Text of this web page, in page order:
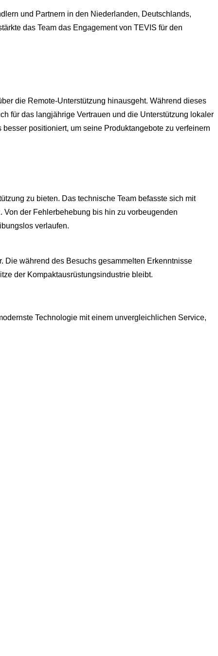
und Partnern in den Niederlanden, Deutschlands,
das Team das Engagement von TEVIS für den
die Remote-Unterstützung hinausgeht. Während dieses
für das langjährige Vertrauen und die Unterstützung lokaler
positioniert, um seine Produktangebote zu verfeinern
zu bieten. Das technische Team befasste sich mit
der Fehlerbehebung bis hin zu vorbeugenden
verlaufen.
Die während des Besuchs gesammelten Erkenntnisse
der Kompaktausrüstungsindustrie bleibt.
Technologie mit einem unvergleichlichen Service,